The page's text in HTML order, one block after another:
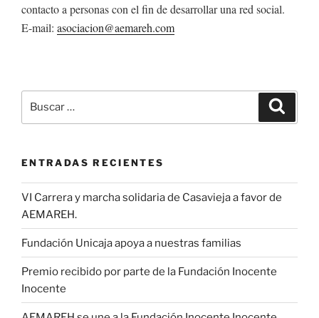
contacto a personas con el fin de desarrollar una red social.
E-mail: asociacion@aemareh.com
por:
ENTRADAS RECIENTES
VI Carrera y marcha solidaria de Casavieja a favor de
AEMAREH.
Fundación Unicaja apoya a nuestras familias
Premio recibido por parte de la Fundación Inocente
Inocente